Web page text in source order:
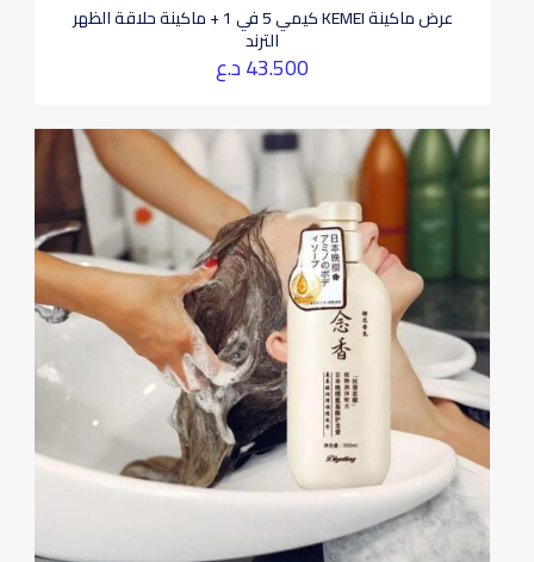
عرض ماكينة KEMEI كيمي 5 في 1 + ماكينة حلاقة الظهر
الترند
43.500د.ع